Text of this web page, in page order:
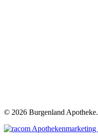
© 2026 Burgenland Apotheke.